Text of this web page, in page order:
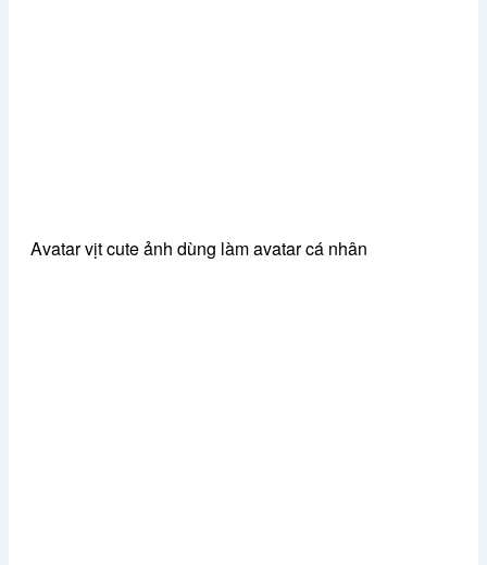
Avatar vịt cute ảnh dùng làm avatar cá nhân